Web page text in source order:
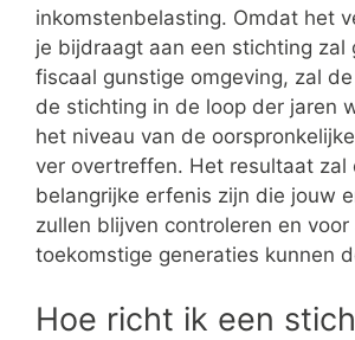
inkomstenbelasting. Omdat het
je bijdraagt aan een stichting zal
fiscaal gunstige omgeving, zal
de stichting in de loop der jaren
het niveau van de
ver overtreffen. Het resultaat zal
belangrijke erfenis zijn die jouw
zullen blijven controleren en
toekomstige generaties kunnen
Hoe richt ik een